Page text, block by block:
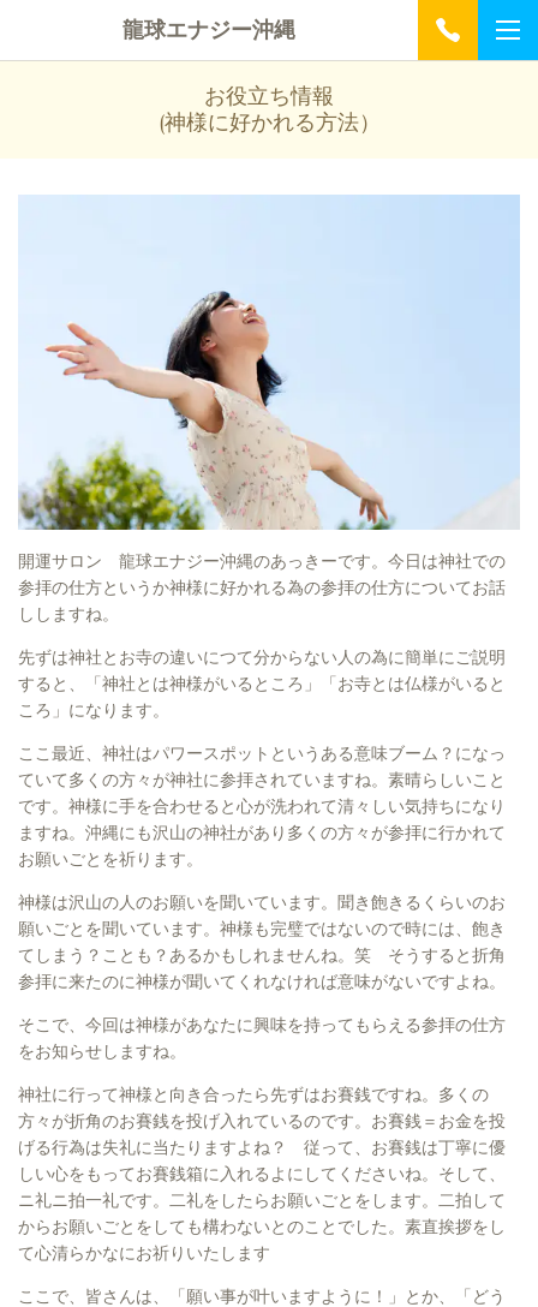
龍球エナジー沖縄
お役立ち情報
(神様に好かれる方法）
開運サロン 龍球エナジー沖縄のあっきーです。今日は神社での
参拝の仕方というか神様に好かれる為の参拝の仕方についてお話
ししますね。
先ずは神社とお寺の違いにつて分からない人の為に簡単にご説明
すると、「神社とは神様がいるところ」「お寺とは仏様がいると
ころ」になります。
ここ最近、神社はパワースポットというある意味ブーム？になっ
ていて多くの方々が神社に参拝されていますね。素晴らしいこと
です。神様に手を合わせると心が洗われて清々しい気持ちになり
ますね。沖縄にも沢山の神社があり多くの方々が参拝に行かれて
お願いごとを祈ります。
神様は沢山の人のお願いを聞いています。聞き飽きるくらいのお
願いごとを聞いています。神様も完璧ではないので時には、飽き
てしまう？ことも？あるかもしれませんね。笑 そうすると折角
参拝に来たのに神様が聞いてくれなければ意味がないですよね。
そこで、今回は神様があなたに興味を持ってもらえる参拝の仕方
をお知らせしますね。
神社に行って神様と向き合ったら先ずはお賽銭ですね。多くの
方々が折角のお賽銭を投げ入れているのです。お賽銭＝お金を投
げる行為は失礼に当たりますよね？ 従って、お賽銭は丁寧に優
しい心をもってお賽銭箱に入れるよにしてくださいね。そして、
ニ礼ニ拍一礼です。二礼をしたらお願いごとをします。二拍して
からお願いごとをしても構わないとのことでした。素直挨拶をし
て心清らかなにお祈りいたします
ここで、皆さんは、「願い事が叶いますように！」とか、「どう